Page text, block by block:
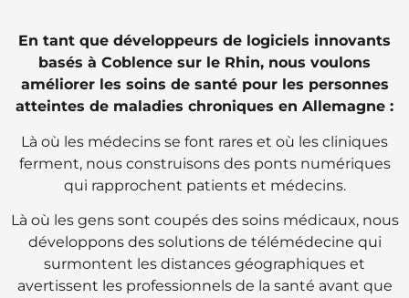
En tant que développeurs de logiciels innovants
basés à Coblence sur le Rhin, nous voulons
améliorer les soins de santé pour les personnes
atteintes de maladies chroniques en Allemagne :
Là où les médecins se font rares et où les cliniques
ferment, nous construisons des ponts numériques
qui rapprochent patients et médecins.
Là où les gens sont coupés des soins médicaux, nous
développons des solutions de télémédecine qui
surmontent les distances géographiques et
avertissent les professionnels de la santé avant que